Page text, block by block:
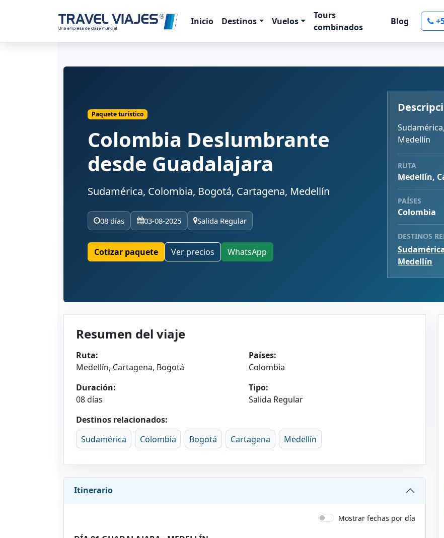
Inicio Destinos Vuelos
Tours
combinados
Blog
Paquete turístico
Colombia Deslumbrante
desde Guadalajara
Sudamérica, Colombia, Bogotá, Cartagena, Medellín
08 días 03-08-2025 Salida Regular
Cotizar paquete Ver precios WhatsApp
Medellín
RUTA
Medellín,
PAÍSES
Colombia
DESTINOS
Medellín
Resumen del viaje
Ruta:
Medellín, Cartagena, Bogotá
Países:
Colombia
Duración:
08 días
Tipo:
Salida Regular
Destinos relacionados:
Sudamérica
Colombia Bogotá Cartagena Medellín
Itinerario
Mostrar fechas por día